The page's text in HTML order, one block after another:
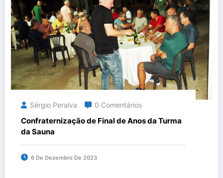
Sérgio Peralva 0 Comentários
Confraternização de Final de Anos da Turma
da Sauna
6 De Dezembro De 2023